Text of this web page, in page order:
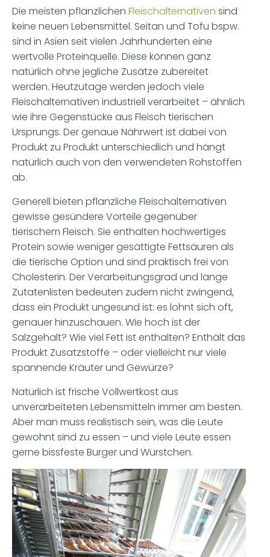
Die meisten pflanzlichen Fleischalternativen sind
keine neuen Lebensmittel. Seitan und Tofu bspw.
sind in Asien seit vielen Jahrhunderten eine
wertvolle Proteinquelle. Diese können ganz
natürlich ohne jegliche Zusätze zubereitet
werden. Heutzutage werden jedoch viele
Fleischalternativen industriell verarbeitet – ähnlich
wie ihre Gegenstücke aus Fleisch tierischen
Ursprungs. Der genaue Nährwert ist dabei von
Produkt zu Produkt unterschiedlich und hängt
natürlich auch von den verwendeten Rohstoffen
ab.
Generell bieten pflanzliche Fleischalternativen
gewisse gesündere Vorteile gegenüber
tierischem Fleisch. Sie enthalten hochwertiges
Protein sowie weniger gesättigte Fettsäuren als
die tierische Option und sind praktisch frei von
Cholesterin. Der Verarbeitungsgrad und lange
Zutatenlisten bedeuten zudem nicht zwingend,
dass ein Produkt ungesund ist: es lohnt sich oft,
genauer hinzuschauen. Wie hoch ist der
Salzgehalt? Wie viel Fett ist enthalten? Enthält das
Produkt Zusatzstoffe – oder vielleicht nur viele
spannende Kräuter und Gewürze?
Natürlich ist frische Vollwertkost aus
unverarbeiteten Lebensmitteln immer am besten.
Aber man muss realistisch sein, was die Leute
gewohnt sind zu essen – und viele Leute essen
gerne bissfeste Burger und Würstchen.